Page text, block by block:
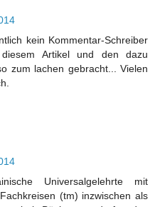
kein Kommentar-Schreiber
Artikel und den dazu
zum lachen gebracht... Vielen
Universalgelehrte mit
(tm) inzwischen als